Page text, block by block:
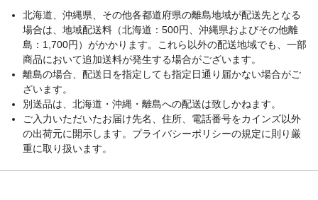
北海道、沖縄県、その他各都道府県の離島地域が配送先となる
場合は、地域配送料（北海道：500円、沖縄県およびその他離
島：1,700円）がかかります。これら以外の配送地域でも、一部
商品において追加送料が発生する場合がございます。
離島の場合、配送日を指定しても指定日通り届かない場合がご
ざいます。
別送品は、北海道・沖縄・離島への配送は致しかねます。
ご入力いただいたお届け先名、住所、電話番号をカインズ以外
の出荷元に開示します。プライバシーポリシーの規定に則り厳
重に取り扱います。